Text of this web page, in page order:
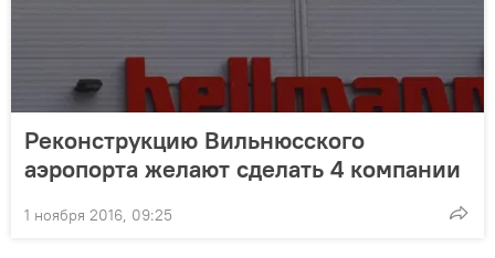
Реконструкцию Вильнюсского
аэропорта желают сделать 4 компании
1 ноября 2016, 09:25